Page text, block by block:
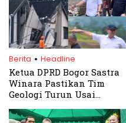
Berita . Headline
Ketua DPRD Bogor Sastra
Winara Pastikan Tim
Geologi Turun Usai
Sukamakmur